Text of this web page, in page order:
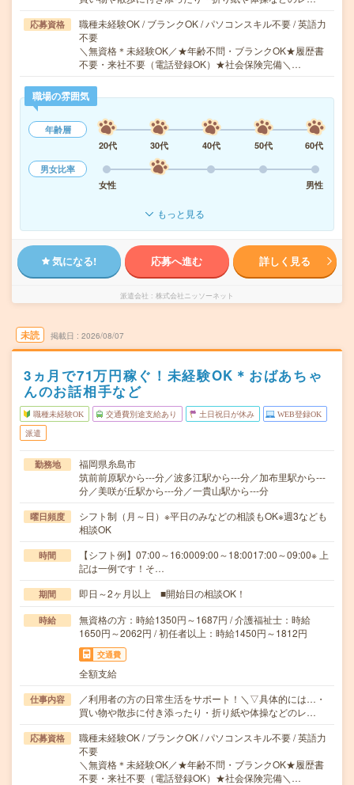
応募資格
職種未経験OK / ブランクOK / パソコンスキル不要 / 英語力
不要
＼無資格＊未経験OK／★年齢不問・ブランクOK★履歴書
不要・来社不要（電話登録OK）★社会保険完備＼…
職場の雰囲気
年齢層
20代
30代 40代 50代
60代
男女比率
女性
男性
もっと見る
気になる! 応募へ進む 詳しく見る
派遣会社 株式会社ニッソーネット
未読 掲載日 2026/08/07
3ヵ月で71万円稼ぐ！未経験OK＊おばあちゃ
んのお話相手など
職種未経験OK 交通費別途支給あり 土日祝日が休み WEB登録OK
派遣
勤務地
福岡県糸島市
筑前前原駅から---分／波多江駅から---分／加布里駅から---
分／美咲が丘駅から---分／一貴山駅から---分
曜日頻度
シフト制（月～日）※平日のみなどの相談もOK※週3なども
相談OK
時間
【シフト例】07:00～16:0009:00～18:0017:00～09:00※ 上
記は一例です！そ…
期間 即日～2ヶ月以上 ■開始日の相談OK！
時給
無資格の方：時給1350円～1687円 / 介護福祉士：時給
1650円～2062円 / 初任者以上：時給1450円～1812円
交通費
全額支給
仕事内容
／利用者の方の日常生活をサポート！＼▽具体的には…・
買い物や散歩に付き添ったり・折り紙や体操などのレ…
応募資格
職種未経験OK / ブランクOK / パソコンスキル不要 / 英語力
不要
＼無資格＊未経験OK／★年齢不問・ブランクOK★履歴書
不要・来社不要（電話登録OK）★社会保険完備＼…